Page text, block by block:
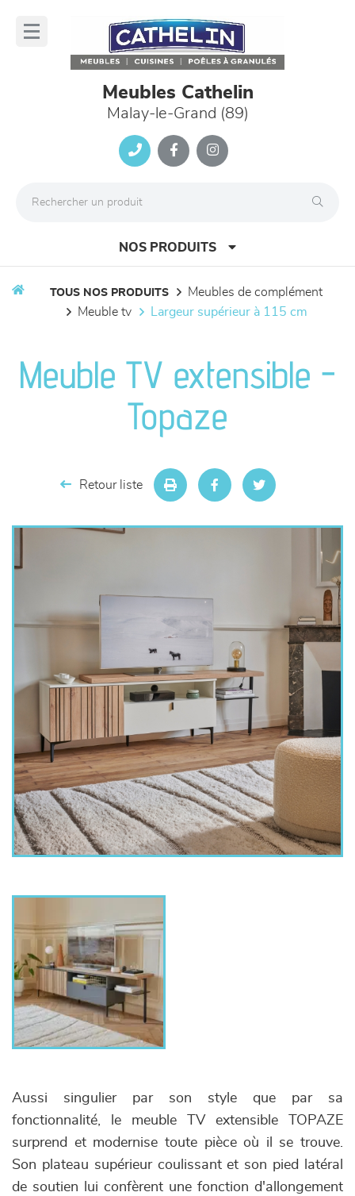
Meubles Cathelin
Malay-le-Grand (89)
NOS PRODUITS
séjours
meubles de complément
TOUS NOS PRODUITS
meubles de complément
meuble tv
largeur supérieur à 115 cm
Meuble TV extensible -
Topaze
Retour liste
Aussi singulier par son style que par sa
fonctionnalité, le meuble TV extensible TOPAZE
surprend et modernise toute pièce où il se trouve.
Son plateau supérieur coulissant et son pied latéral
de soutien lui confèrent une fonction d'allongement